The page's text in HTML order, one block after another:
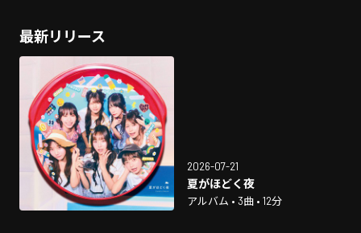
最新リリース
2026-07-21
夏がほどく夜
アルバム • 3曲 • 12分